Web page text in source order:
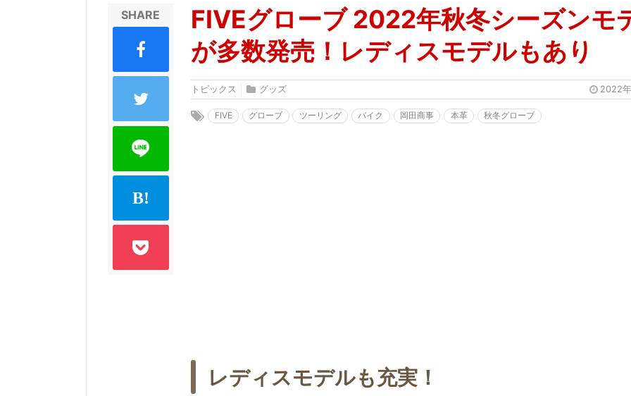
FIVEグローブ 2022年秋冬シーズンモ
が多数発売！レディスモデルもあり
トピックス グッズ 2022
FIVE グローブ ツーリング バイク 岡田商事 本革 秋冬グローブ
レディスモデルも充実！
SHARE